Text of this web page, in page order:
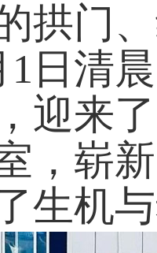
门、
清晨
迎来
，崭
生机